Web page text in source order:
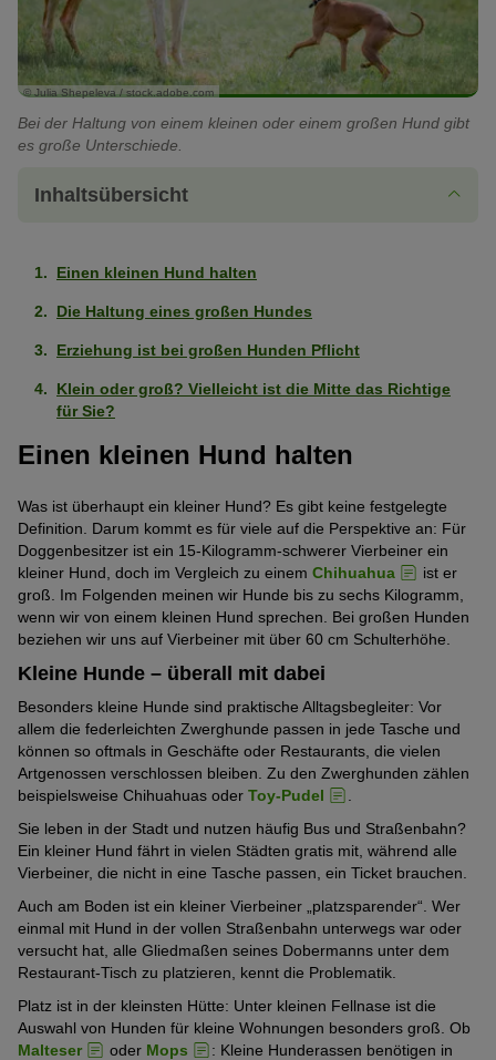
© Julia Shepeleva / stock.adobe.com
Bei der Haltung von einem kleinen oder einem großen Hund gibt
es große Unterschiede.
Inhaltsübersicht
Einen kleinen Hund halten
Die Haltung eines großen Hundes
Erziehung ist bei großen Hunden Pflicht
Klein oder groß? Vielleicht ist die Mitte das Richtige
für Sie?
Einen kleinen Hund halten
Was ist überhaupt ein kleiner Hund? Es gibt keine festgelegte
Definition. Darum kommt es für viele auf die Perspektive an: Für
Doggenbesitzer ist ein 15-Kilogramm-schwerer Vierbeiner ein
kleiner Hund, doch im Vergleich zu einem Chihuahua
ist er
groß. Im Folgenden meinen wir Hunde bis zu sechs Kilogramm,
wenn wir von einem kleinen Hund sprechen. Bei großen Hunden
beziehen wir uns auf Vierbeiner mit über 60 cm Schulterhöhe.
Kleine Hunde – überall mit dabei
Besonders kleine Hunde sind praktische Alltagsbegleiter: Vor
allem die federleichten Zwerghunde passen in jede Tasche und
können so oftmals in Geschäfte oder Restaurants, die vielen
Artgenossen verschlossen bleiben. Zu den Zwerghunden zählen
beispielsweise Chihuahuas oder Toy-Pudel
Sie leben in der Stadt und nutzen häufig Bus und Straßenbahn?
Ein kleiner Hund fährt in vielen Städten gratis mit, während alle
Vierbeiner, die nicht in eine Tasche passen, ein Ticket brauchen.
Auch am Boden ist ein kleiner Vierbeiner „platzsparender“. Wer
einmal mit Hund in der vollen Straßenbahn unterwegs war oder
versucht hat, alle Gliedmaßen seines Dobermanns unter dem
Restaurant-Tisch zu platzieren, kennt die Problematik.
Platz ist in der kleinsten Hütte: Unter kleinen Fellnase ist die
Auswahl von Hunden für kleine Wohnungen besonders groß. Ob
Malteser
oder Mops
: Kleine Hunderassen benötigen in